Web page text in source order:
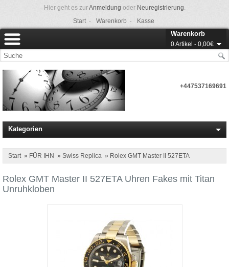
Hier geht es zurAnmeldung oder Neuregistrierung.
Start ·
Warenkorb · Kasse
Warenkorb
0 Artikel - 0,00€
+447537169691
Kategorien
Start» FÜR IHN » Swiss Replica » Rolex GMT Master II 527ETA
Rolex GMT Master II 527ETA Uhren Fakes mit Titan
Unruhkloben